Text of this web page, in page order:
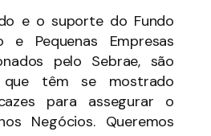
e o suporte do Fundo
Pequenas Empresas
pelo Sebrae, são
que têm se mostrado
para assegurar o
Negócios. Queremos